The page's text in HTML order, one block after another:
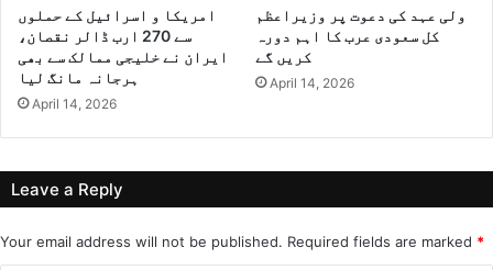
امریکا و اسرائیل کے حملوں
سے 270 ارب ڈالر نقصان،
ایران نے خلیجی ممالک سے بھی
ہرجانہ مانگ لیا
April 14, 2026
ولی عہد کی دعوت پر وزیراعظم
کل سعودی عرب کا اہم دورہ
April 14, 2026
Leave a Reply
Your email address will not be published. Required fields are marked *